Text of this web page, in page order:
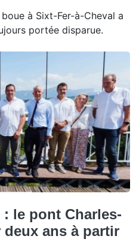
à Sixt-Fer-à-Cheval a
portée disparue.
le pont Charles-
ans à partir